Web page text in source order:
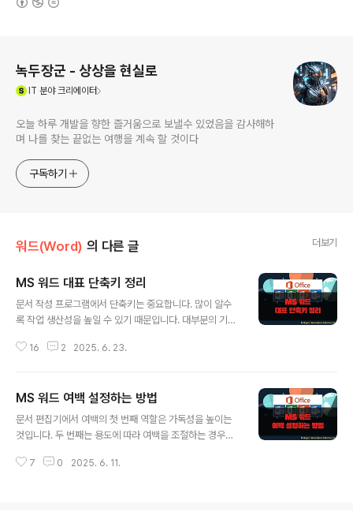
녹두장군 - 상상을 현실로
IT 분야 크리에이터
오늘 하루 개발을 향한 즐거움으로 보낼수 있었음을 감사해하
며 나를 찾는 끝없는 여행을 계속 할 것이다
구독하기
워드(Word) 의 다른 글 더보기
MS 워드 대표 단축키 정리
문서 작성 프로그램에서 단축키는 중요합니다. 많이 알수
록 작업 생산성을 높일 수 있기 때문입니다. 대부분의 기업
외워 두는 것이 좋습니다. 하지만 100가지가 넘는 전체 단
니다. ▼ Alt + F4 : 프로그램을 바로 종료합니다. 최신 내
용을 저장하지 않았다면 팝업창이 뜹니다. ▼ Ctrl + F : 문
서에 내용을 검색합니다. 탐색창에 검색 결과를 목록으로
뜹니다. ※ 아래는 참고하면 좋을 만한 글들의 링크를 모아
16 2 2025. 6. 23.
MS 워드 여백 설정하는 방법
문서 편집기에서 여백의 첫 번째 역할은 가독성을 높이는
것입니다. 두 번째는 용도에 따라 여백을 조절하는 경우가
리글이나 바닥글을 배치해서 본문과 적절하게 어울리도록
7 0 2025. 6. 11.